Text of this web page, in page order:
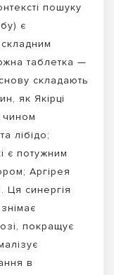
пошуку
є
таблетка —
складають
як Якірці
чином
лібідо;
є потужним
Аргірея
Ця синергія
покращує
в